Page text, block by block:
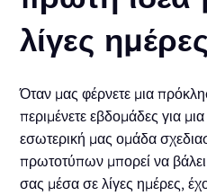
λίγες ημέρες
Όταν μας φέρνετε μια
περιμένετε εβδομάδες για
εσωτερική μας ομάδα
πρωτοτύπων μπορεί να
σας μέσα σε λίγες ημέρες,